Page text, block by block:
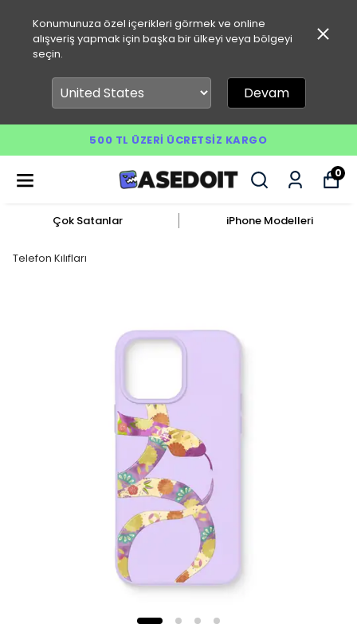
Konumunuza özel içerikleri görmek ve online
alışveriş yapmak için başka bir ülkeyi veya bölgeyi
seçin.
Devam
500 TL ÜZERI ÜCRETSIZ KARGO
0
Çok Satanlar iPhone Modelleri
Telefon Kılıfları